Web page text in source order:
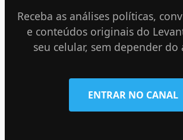
Receba as análises políticas,
e conteúdos originais do
seu celular, sem depender
ENTRAR NO CANAL